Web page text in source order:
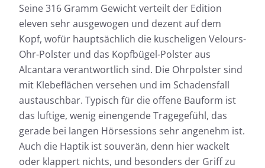
Seine 316 Gramm Gewicht verteilt der Edition
eleven sehr ausgewogen und dezent auf dem
Kopf, wofür hauptsächlich die kuscheligen Velours-
Ohr-Polster und das Kopfbügel-Polster aus
Alcantara verantwortlich sind. Die Ohrpolster sind
mit Klebeflächen versehen und im Schadensfall
austauschbar. Typisch für die offene Bauform ist
das luftige, wenig einengende Tragegefühl, das
gerade bei langen Hörsessions sehr angenehm ist.
Auch die Haptik ist souverän, denn hier wackelt
oder klappert nichts, und besonders der Griff zu